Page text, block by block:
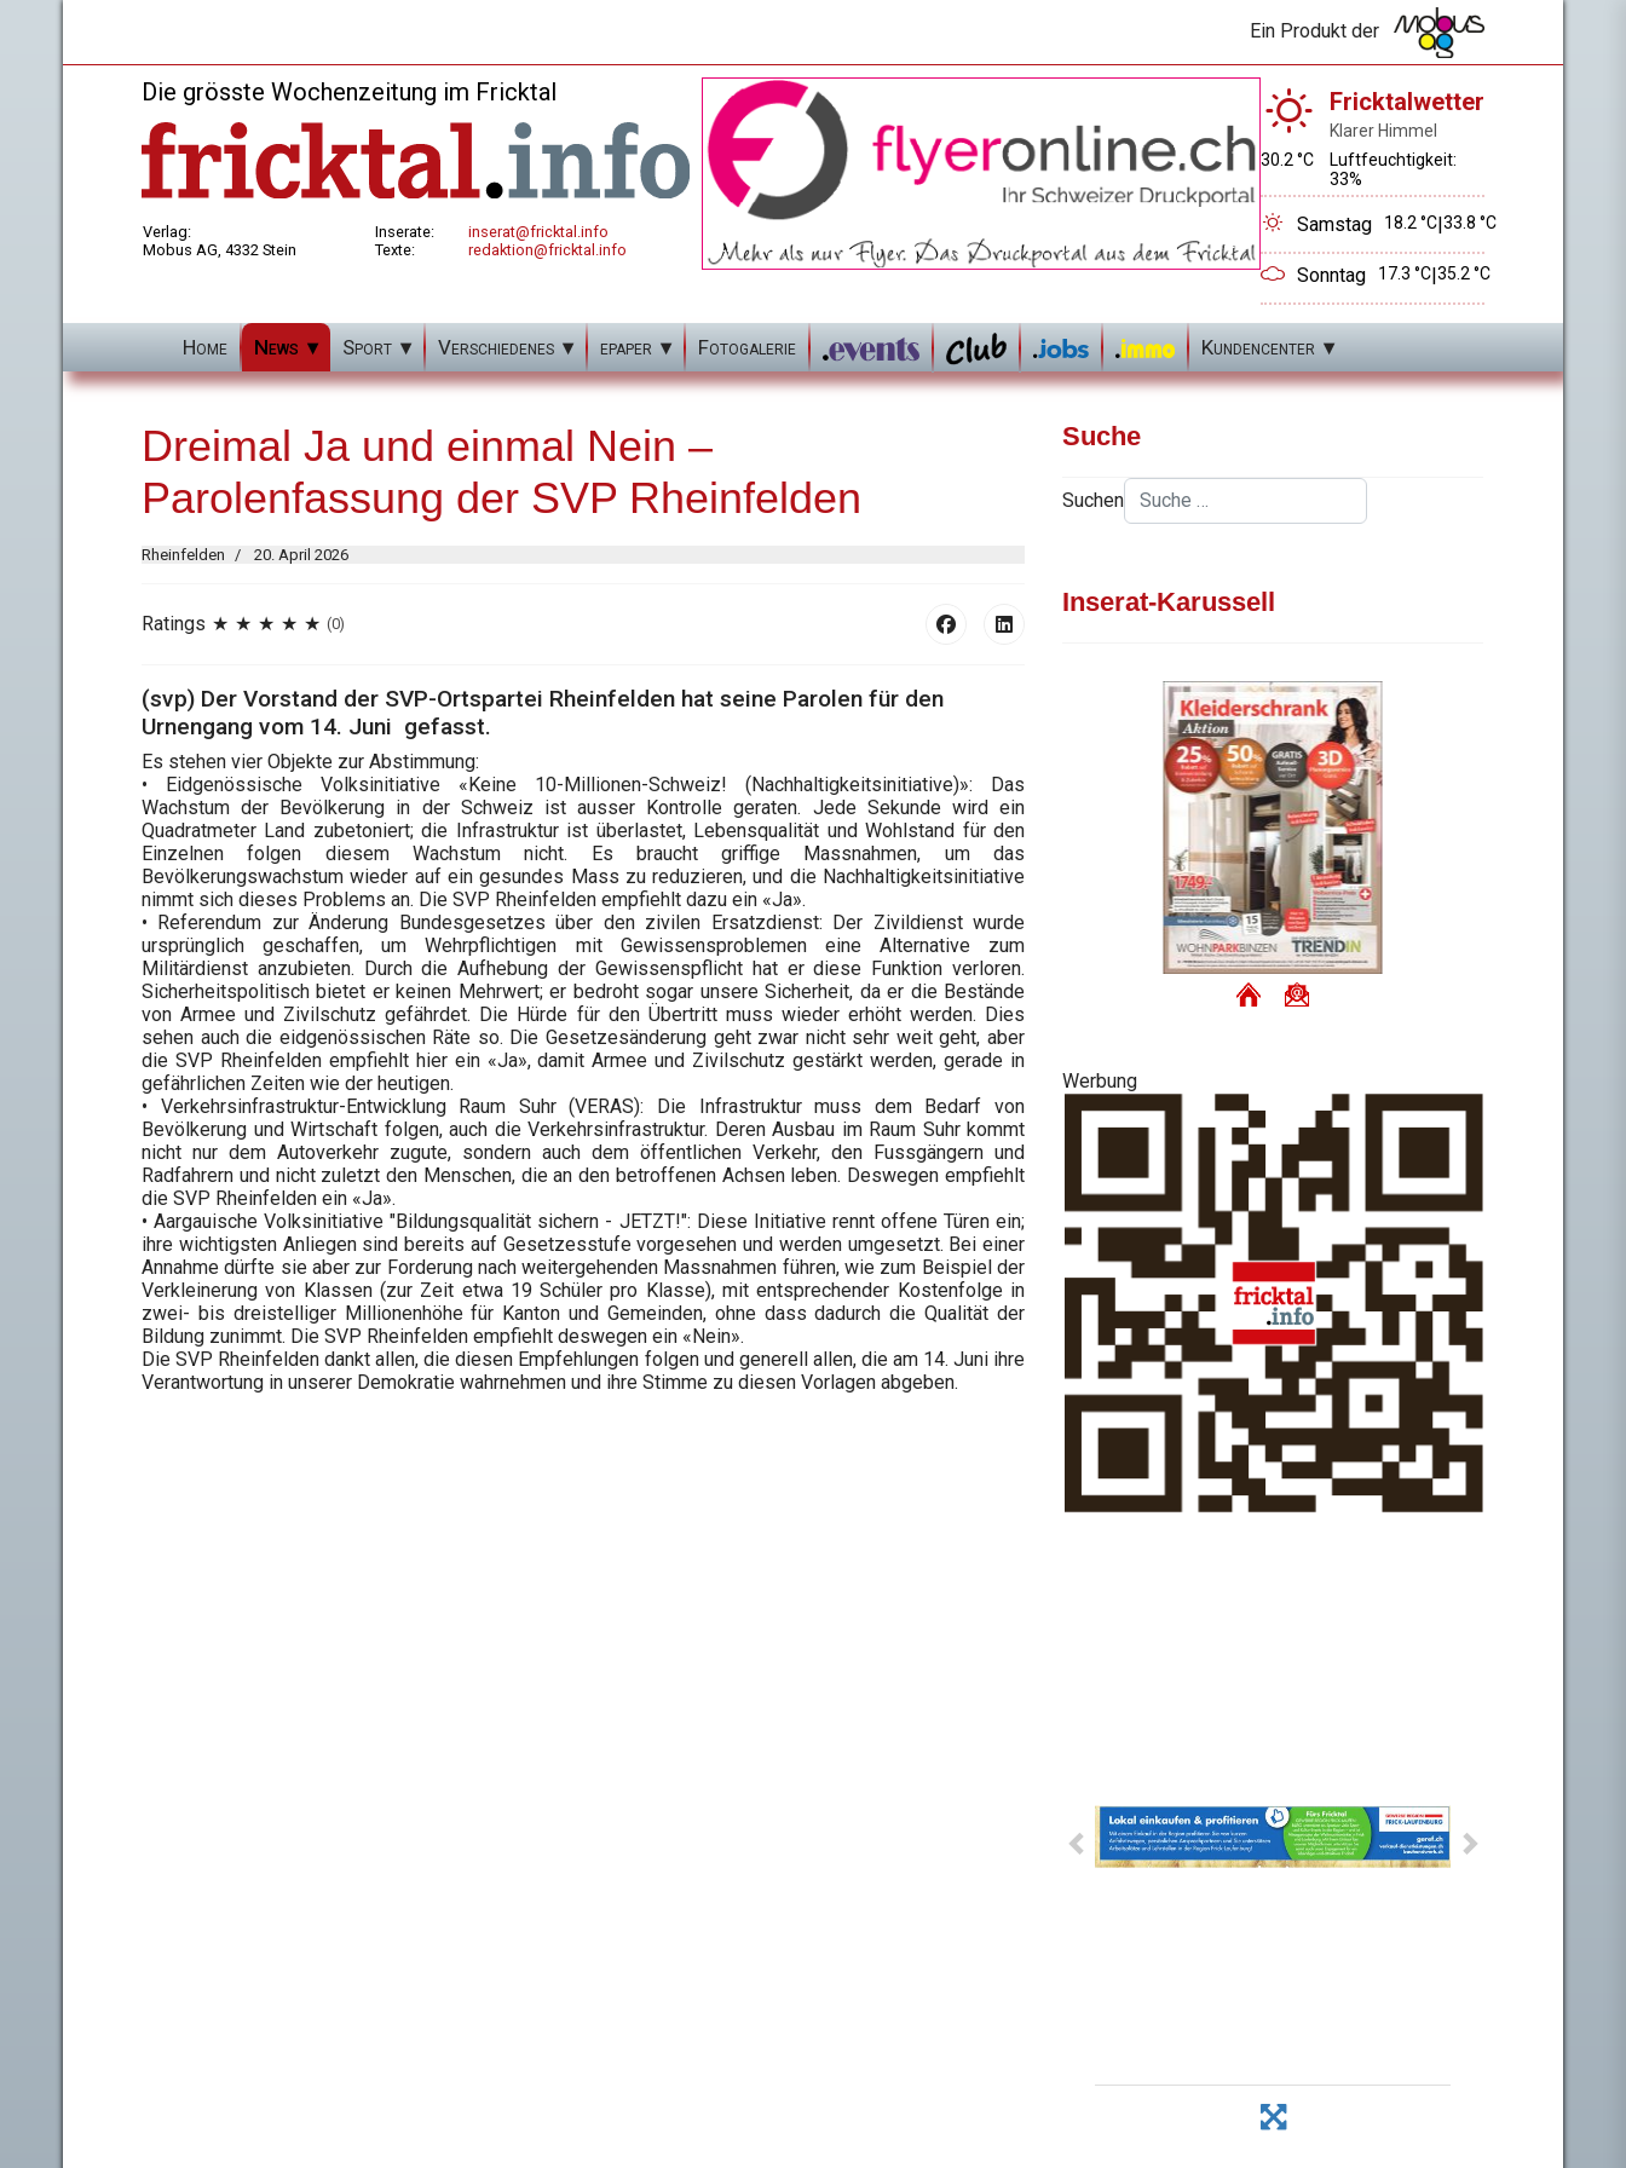
Ein Produkt der
Die grösste Wochenzeitung im Fricktal
Verlag:
Mobus AG, 4332 Stein
Inserate:
Texte:
inserat@fricktal.info
redaktion@fricktal.info
Fricktalwetter
Klarer Himmel
30.2 °C
Luftfeuchtigkeit:
33%
Samstag 18.2 °C|33.8 °C
Sonntag 17.3 °C|35.2 °C
Home News Sport Verschiedenes epaper Fotogalerie Kundencenter
Dreimal Ja und einmal Nein –
Parolenfassung der SVP Rheinfelden
Rheinfelden 20. April 2026
Ratings (0)
(svp) Der Vorstand der SVP-Ortspartei Rheinfelden hat seine Parolen für den
Urnengang vom 14. Juni gefasst.
Es stehen vier Objekte zur Abstimmung:
• Eidgenössische Volksinitiative «Keine 10-Millionen-Schweiz! (Nachhaltigkeitsinitiative)»: Das
Wachstum der Bevölkerung in der Schweiz ist ausser Kontrolle geraten. Jede Sekunde wird ein
Quadratmeter Land zubetoniert; die Infrastruktur ist überlastet, Lebensqualität und Wohlstand für den
Einzelnen folgen diesem Wachstum nicht. Es braucht griffige Massnahmen, um das
Bevölkerungswachstum wieder auf ein gesundes Mass zu reduzieren, und die Nachhaltigkeitsinitiative
nimmt sich dieses Problems an. Die SVP Rheinfelden empfiehlt dazu ein «Ja».
• Referendum zur Änderung Bundesgesetzes über den zivilen Ersatzdienst: Der Zivildienst wurde
ursprünglich geschaffen, um Wehrpflichtigen mit Gewissensproblemen eine Alternative zum
Militärdienst anzubieten. Durch die Aufhebung der Gewissenspflicht hat er diese Funktion verloren.
Sicherheitspolitisch bietet er keinen Mehrwert; er bedroht sogar unsere Sicherheit, da er die Bestände
von Armee und Zivilschutz gefährdet. Die Hürde für den Übertritt muss wieder erhöht werden. Dies
sehen auch die eidgenössischen Räte so. Die Gesetzesänderung geht zwar nicht sehr weit geht, aber
die SVP Rheinfelden empfiehlt hier ein «Ja», damit Armee und Zivilschutz gestärkt werden, gerade in
gefährlichen Zeiten wie der heutigen.
• Verkehrsinfrastruktur-Entwicklung Raum Suhr (VERAS): Die Infrastruktur muss dem Bedarf von
Bevölkerung und Wirtschaft folgen, auch die Verkehrsinfrastruktur. Deren Ausbau im Raum Suhr kommt
nicht nur dem Autoverkehr zugute, sondern auch dem öffentlichen Verkehr, den Fussgängern und
Radfahrern und nicht zuletzt den Menschen, die an den betroffenen Achsen leben. Deswegen empfiehlt
die SVP Rheinfelden ein «Ja».
• Aargauische Volksinitiative "Bildungsqualität sichern - JETZT!": Diese Initiative rennt offene Türen ein;
ihre wichtigsten Anliegen sind bereits auf Gesetzesstufe vorgesehen und werden umgesetzt. Bei einer
Annahme dürfte sie aber zur Forderung nach weitergehenden Massnahmen führen, wie zum Beispiel der
Verkleinerung von Klassen (zur Zeit etwa 19 Schüler pro Klasse), mit entsprechender Kostenfolge in
zwei- bis dreistelliger Millionenhöhe für Kanton und Gemeinden, ohne dass dadurch die Qualität der
Bildung zunimmt. Die SVP Rheinfelden empfiehlt deswegen ein «Nein».
Die SVP Rheinfelden dankt allen, die diesen Empfehlungen folgen und generell allen, die am 14. Juni ihre
Verantwortung in unserer Demokratie wahrnehmen und ihre Stimme zu diesen Vorlagen abgeben.
Suche
Suchen
Inserat-Karussell
Werbung